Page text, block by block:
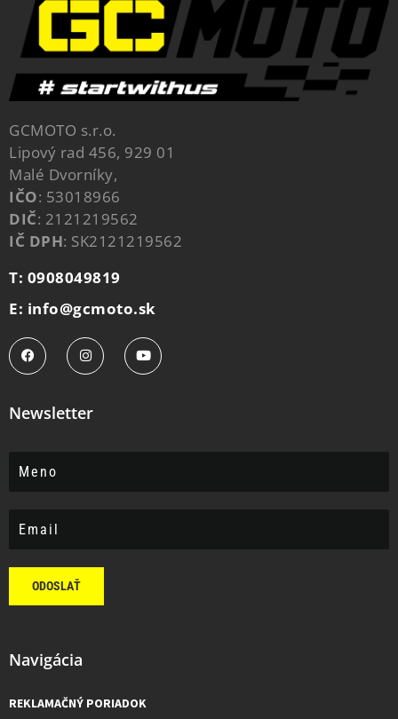
GCMOTO s.r.o.
Lipový rad 456, 929 01
Malé Dvorníky,
IČO: 53018966
DIČ: 2121219562
IČ DPH: SK2121219562
T: 0908049819
E: info@gcmoto.sk
Newsletter
ODOSLAŤ
Navigácia
REKLAMAČNÝ PORIADOK